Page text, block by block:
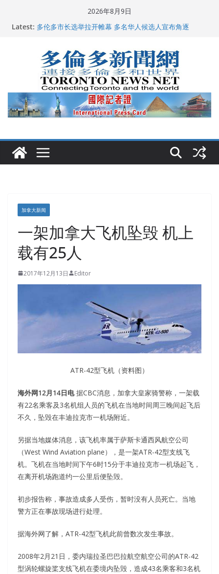
2026年8月9日
Latest: 多伦多市长选举拉开帷幕 多名华人候选人宣布角逐
关加拿大就业
2026加拿大青少年儿童绘画比赛颁奖典礼多伦多举行
龚晓华参加多伦多骄傲大游行 与市民分享竞选理念
加拿大新闻
一架加拿大飞机坠毁 机上
载有25人
2017年12月13日 Editor
ATR-42型飞机（资料图）
海外网12月14日电据CBC消息，加拿大皇家骑警称，一架载
有22名乘客及3名机组人员的飞机在当地时间周三晚间起飞后
不久，坠毁在丰迪拉克市一机场附近。
另据当地媒体消息，该飞机率属于萨斯卡通西风航空公司
（West Wind Aviation plane），是一架ATR-42型支线飞
机。飞机在当地时间下午6时15分于丰迪拉克市一机场起飞，
在离开机场跑道约一公里后便坠毁。
初步报告称，事故造成多人受伤，暂时没有人员死亡。当地
警方正在事故现场进行处理。
据海外网了解，ATR-42型飞机此前曾数次发生事故。
2008年2月21日，委内瑞拉圣巴巴拉航空航空公司的ATR-42
型涡轮螺旋桨支线飞机在委境内坠毁，造成43名乘客和3名机